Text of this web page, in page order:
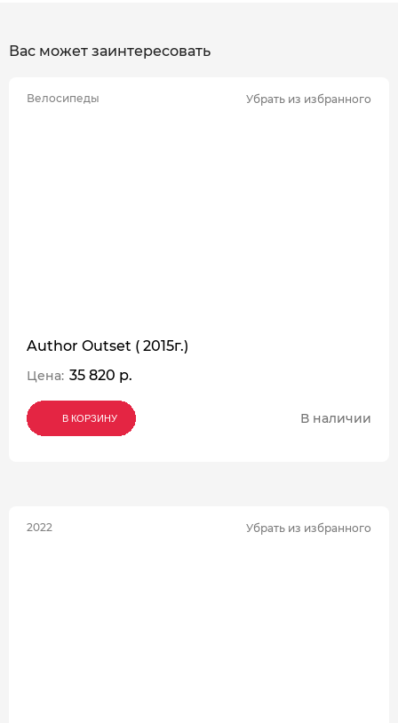
Вас может заинтересовать
Велосипеды Убрать из избранного
Author Outset ( 2015г.)
Цена: 35 820 р.
В КОРЗИНУ
В КОРЗИНУ
В КОРЗИНУ В наличии
2022 Убрать из избранного